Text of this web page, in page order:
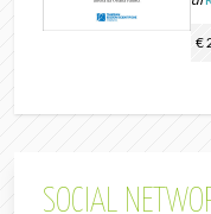
€
SOCIAL